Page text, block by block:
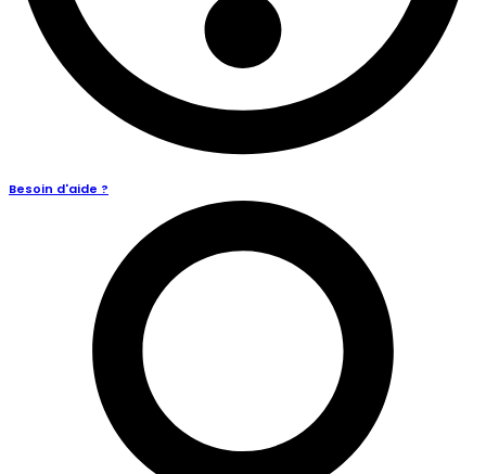
Besoin d'aide ?